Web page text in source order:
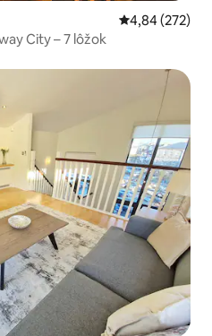
Priemerné
4,84 (272)
City – 7 lôžok